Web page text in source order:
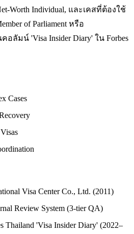
Worth Individual, และเคสที่ต้องใช้
of Parliament หรือ
ลัมน์ 'Visa Insider Diary' ใน Forbes
Cases
Visa Center Co., Ltd. (2011)
Review System (3-tier QA)
'Visa Insider Diary' (2022–